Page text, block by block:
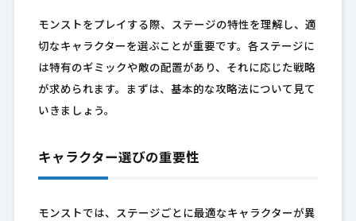
モンストをプレイする際、ステージの特性を理解し、適
切なキャラクターを選ぶことが重要です。各ステージに
は特有のギミックや敵の配置があり、それに応じた戦略
が求められます。まずは、基本的な攻略法について見て
いきましょう。
キャラクター選びの重要性
モンストでは、ステージごとに最適なキャラクターが異